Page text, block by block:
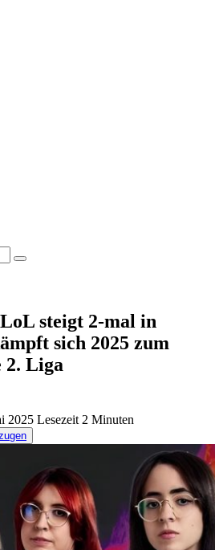
steigt 2-mal in
sich 2025 zum
2. Liga
2025 Lesezeit 2 Minuten